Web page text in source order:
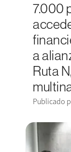
7.000
a
Ruta
Publicado